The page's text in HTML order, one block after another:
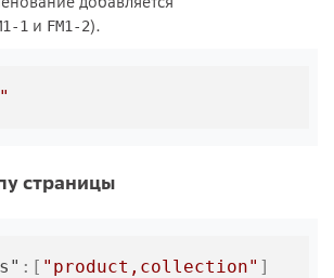
1 и FM1-2).
страницы
: [ "product,collection" ]